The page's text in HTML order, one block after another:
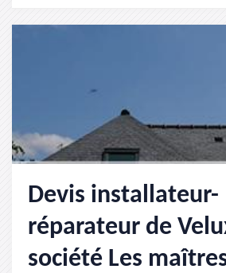
Devis installateur-
réparateur de
société Les